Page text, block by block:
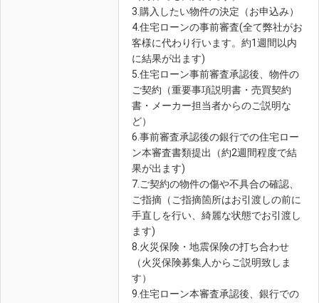
3.購入したい物件の決定（お申込み）
4.住宅ローンの事前審査(全て弊社がお
客様に代わり行います。約1週間以内
に結果が出ます)
5.住宅ローン事前審査承認後、物件の
ご契約（重要事項説明書・売買契約
書・メーカー担当者からのご説明な
ど）
6.事前審査承認後の銀行での住宅ロー
ン本審査書類提出（約2週間程度で結
果が出ます)
7.ご契約の物件の傷や不具合の確認、
ご指摘（ご指摘箇所はお引渡しの前に
手直しを行い、綺麗な状態でお引渡し
ます)
8.火災保険・地震保険の打ち合わせ
（火災保険募集人からご説明致しま
す）
9.住宅ローン本審査承認後、銀行での